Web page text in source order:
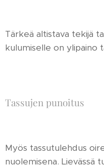
Tärkeä altistava tekijä
kulumiselle on ylipaino
Tassujen punoitus
Myös tassutulehdus
nuolemisena. Lievässä